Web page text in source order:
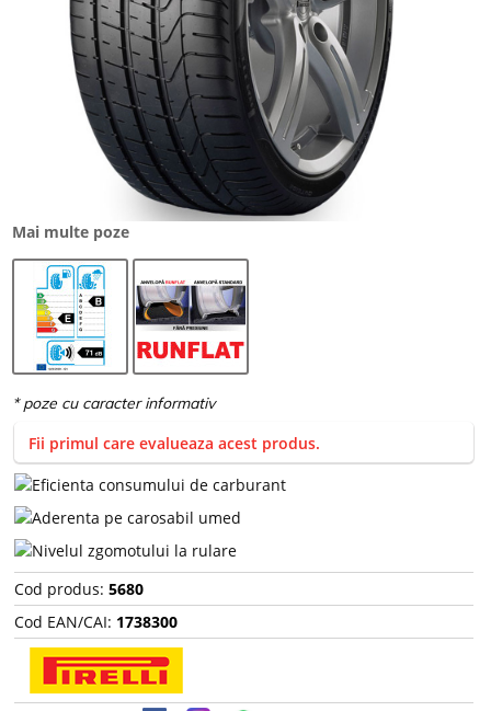
Mai multe poze
Fii primul care evalueaza acest produs.
Cod produs: 5680
Cod EAN/CAI: 1738300